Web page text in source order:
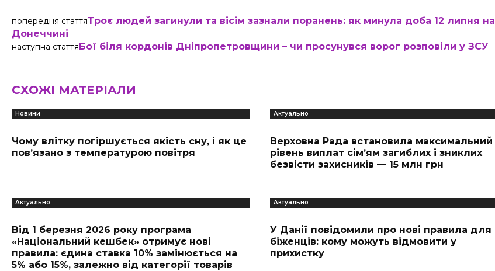
попередня статтяТроє людей загинули та вісім зазнали поранень: як минула доба 12 липня на
Донеччині
наступна статтяБої біля кордонів Дніпропетровщини – чи просунувся ворог розповіли у ЗСУ
СХОЖІ МАТЕРІАЛИ
Новини
Чому влітку погіршується якість сну, і як це
пов’язано з температурою повітря
Актуально
Верховна Рада встановила максимальний
рівень виплат сім’ям загиблих і зниклих
безвісти захисників — 15 млн грн
Актуально
Від 1 березня 2026 року програма
«Національний кешбек» отримує нові
правила: єдина ставка 10% замінюється на
5% або 15%, залежно від категорії товарів
Актуально
У Данії повідомили про нові правила для
біженців: кому можуть відмовити у
прихистку